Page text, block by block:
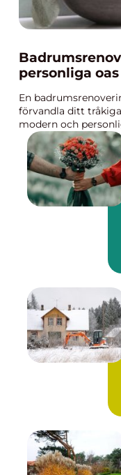
personliga oas
En
förvandla ditt
modern och